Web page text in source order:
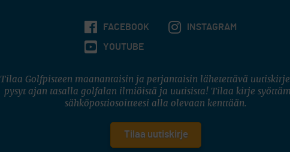
FACEBOOK INSTAGRAM
YOUTUBE
Tilaa Golfpisteen maanantaisin ja perjantaisin lähetettävä
pysyt ajan tasalla golfalan ilmiöistä ja uutisista! Tilaa kirje
sähköpostiosoitteesi alla olevaan kenttään.
Tilaa uutiskirje